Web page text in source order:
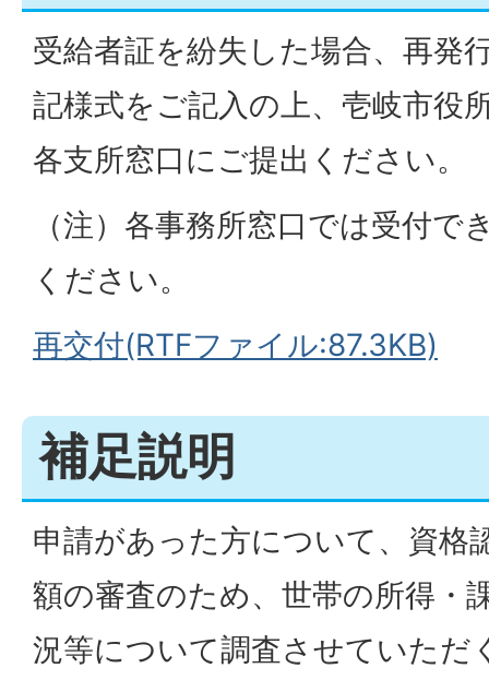
受給者証を紛失した場合、再発
記様式をご記入の上、壱岐市
各支所窓口にご提出ください。
（注）各事務所窓口では受付で
ください。
再交付(RTFファイル:87.3KB)
補足説明
申請があった方について、資格
額の審査のため、世帯の所得・
況等について調査させていただ